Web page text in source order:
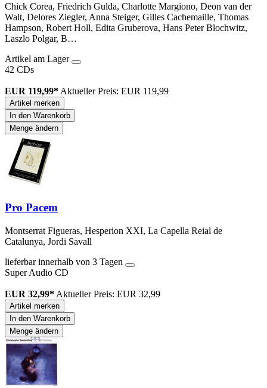
Chick Corea, Friedrich Gulda, Charlotte Margiono, Deon van der
Walt, Delores Ziegler, Anna Steiger, Gilles Cachemaille, Thomas
Hampson, Robert Holl, Edita Gruberova, Hans Peter Blochwitz,
Laszlo Polgar, B…
Artikel am Lager
42 CDs
EUR 119,99* Aktueller Preis: EUR 119,99
Artikel merken
In den Warenkorb
Menge ändern
Pro Pacem
Montserrat Figueras, Hesperion XXI, La Capella Reial de
Catalunya, Jordi Savall
lieferbar innerhalb von 3 Tagen
Super Audio CD
EUR 32,99* Aktueller Preis: EUR 32,99
Artikel merken
In den Warenkorb
Menge ändern